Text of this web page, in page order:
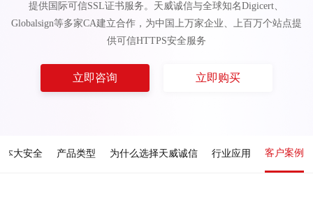
提供国际可信SSL证书服务。天威诚信与全球知名Digicert、
Globalsign等多家CA建立合作，为中国上万家企业、上百万个站点提
供可信HTTPS安全服务
立即咨询 立即购买
本大安全 产品类型 为什么选择天威诚信 行业应用 客户案例